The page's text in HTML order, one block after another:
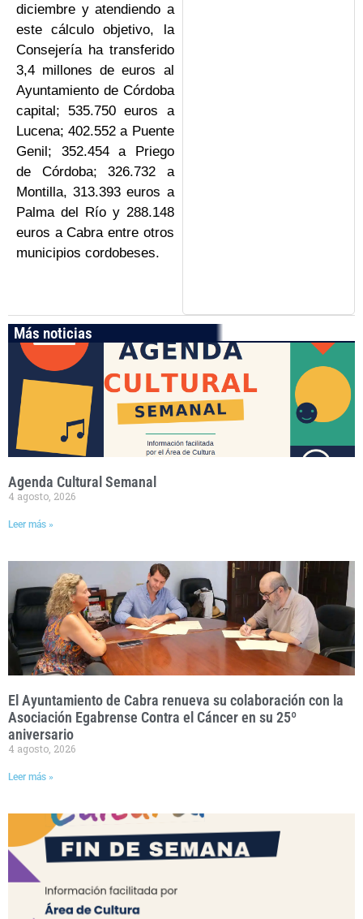
diciembre y atendiendo a
este cálculo objetivo, la
Consejería ha transferido
3,4 millones de euros al
Ayuntamiento de Córdoba
capital; 535.750 euros a
Lucena; 402.552 a Puente
Genil; 352.454 a Priego
de Córdoba; 326.732 a
Montilla, 313.393 euros a
Palma del Río y 288.148
euros a Cabra entre otros
municipios cordobeses.
Más noticias
Agenda Cultural Semanal
4 agosto, 2026
Leer más »
El Ayuntamiento de Cabra renueva su colaboración con la
Asociación Egabrense Contra el Cáncer en su 25º
aniversario
4 agosto, 2026
Leer más »